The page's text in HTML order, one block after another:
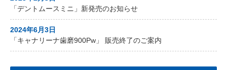
「デントムースミニ」新発売のお知らせ
2024年6月3日
「キャナリーナ歯磨900Pw」 販売終了のご案内